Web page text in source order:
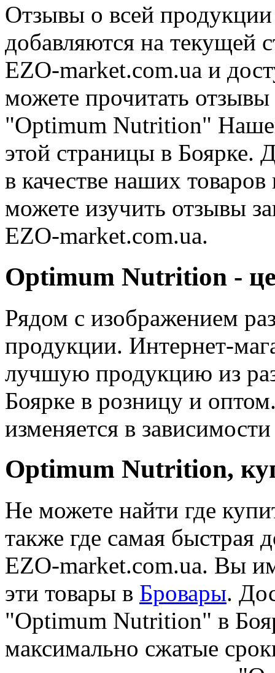
Отзывы о всей
добавляются на текущей
EZO-market.com.ua и
можете прочитать
"Optimum Nutrition"
этой страницы в Боярке.
в качестве наших
можете изучить отзывы
EZO-market.com.ua.
Optimum Nutrition -
Рядом с изображением
продукции. Интернет-
лучшую продукцию из
Боярке в розницу и
изменяется в
Optimum Nutrition,
Не можете найти где
также где самая быстрая
EZO-market.com.ua. Вы
эти товары в Бровары.
"Optimum Nutrition" в
максимально сжатые